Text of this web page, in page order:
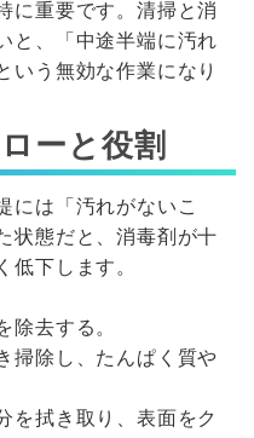
に重要です。清掃と消
と、「中途半端に汚れ
いう無効な作業になり
ーと役割
には「汚れがないこ
状態だと、消毒剤が十
低下します。
除去する。
掃除し、たんぱく質や
を拭き取り、表面をク